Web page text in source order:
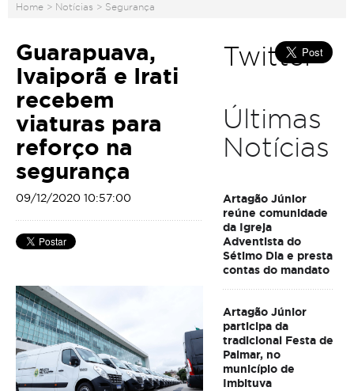
Home > Notícias > Segurança
Guarapuava,
Ivaiporã e Irati
recebem
viaturas para
reforço na
segurança
09/12/2020 10:57:00
Twitter
Últimas
Notícias
Artagão Júnior
reúne comunidade
da Igreja
Adventista do
Sétimo Dia e presta
contas do mandato
Artagão Júnior
participa da
tradicional Festa de
Palmar, no
município de
Imbituva